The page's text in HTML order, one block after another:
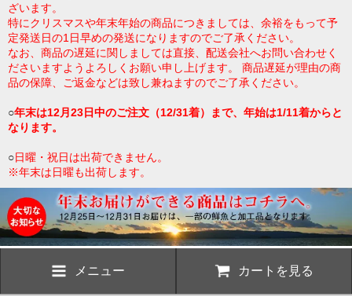
ざいます。
特にクリスマスや年末年始の商品につきましては、余裕をもって予
定発送日の1日早めの発送になりますのでご了承ください。
なお、商品の遅延に関しましては直接、配送会社へお問い合わせく
ださいますようよろしくお願い申し上げます。 商品遅延が理由の商
品の保障、ご返金などは致し兼ねますのでご了承ください。
○年末は12月23日中のご注文（12/31着）まで、年始は1/11着からと
なります。
○日曜・祝日は出荷できません。
※年末は日曜も出荷します。
メニュー カートを見る